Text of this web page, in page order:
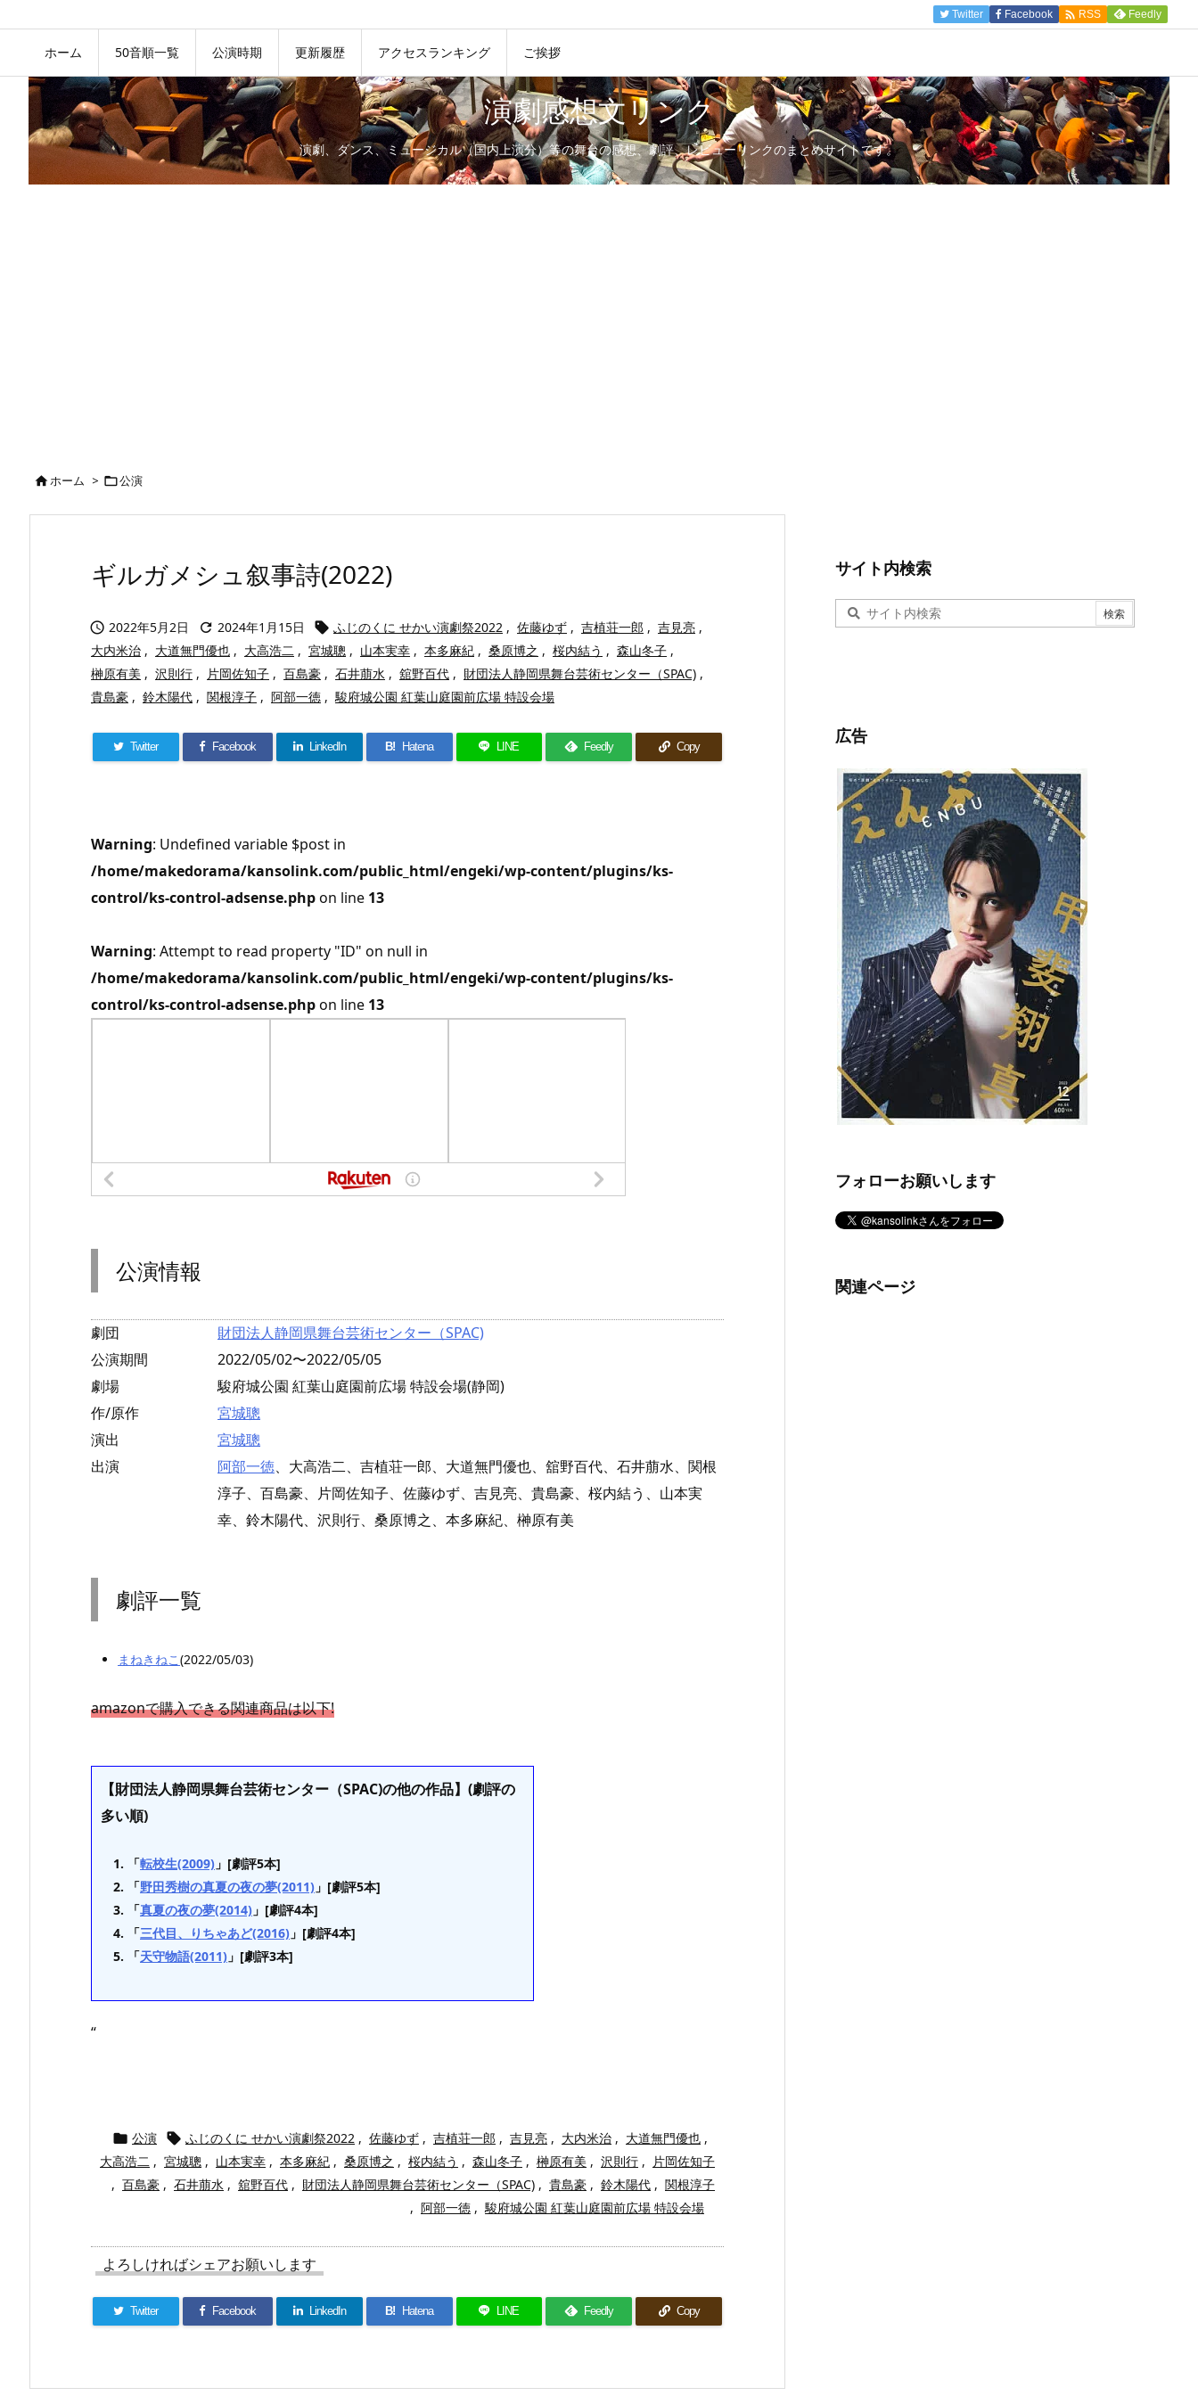
ホーム 50音順一覧 公演時期 更新履歴 アクセスランキング ご挨拶
Twitter Facebook  RSS Feedly
演劇感想文リンク
演劇、ダンス、ミュージカル（国内上演分）等の舞台の感想、劇評、レビューリンクのまとめサイトです。
ホーム > 公演
ギルガメシュ叙事詩(2022)
 2022年5月2日  2024年1月15日  ふじのくに せかい演劇祭2022 , 佐藤ゆず , 吉植荘一郎 , 吉見亮 ,
大内米治 , 大道無門優也 , 大高浩二 , 宮城聰 , 山本実幸 , 本多麻紀 , 桑原博之 , 桜内結う , 森山冬子 ,
榊原有美 , 沢則行 , 片岡佐知子 , 百島豪 , 石井萠水 , 舘野百代 , 財団法人静岡県舞台芸術センター（SPAC) ,
貴島豪 , 鈴木陽代 , 関根淳子 , 阿部一徳 , 駿府城公園 紅葉山庭園前広場 特設会場
Twitter Facebook LinkedIn B! Hatena LINE Feedly Copy
Warning: Undefined variable $post in
/home/makedorama/kansolink.com/public_html/engeki/wp-content/plugins/ks-
control/ks-control-adsense.phpon line 13
Warning: Attempt to read property "ID" on null in
/home/makedorama/kansolink.com/public_html/engeki/wp-content/plugins/ks-
control/ks-control-adsense.phpon line 13
公演情報
劇団
財団法人静岡県舞台芸術センター（SPAC)
公演期間
2022/05/02〜2022/05/05
劇場
駿府城公園 紅葉山庭園前広場 特設会場(静岡)
作/原作
宮城聰
演出
宮城聰
出演
阿部一徳、大高浩二、吉植荘一郎、大道無門優也、舘野百代、石井萠水、関根
淳子、百島豪、片岡佐知子、佐藤ゆず、吉見亮、貴島豪、桜内結う、山本実
幸、鈴木陽代、沢則行、桑原博之、本多麻紀、榊原有美
劇評一覧
まねきねこ(2022/05/03)
amazonで購入できる関連商品は以下!
【財団法人静岡県舞台芸術センター（SPAC)の他の作品】(劇評の
多い順)
「転校生(2009) 」[劇評5本]
「野田秀樹の真夏の夜の夢(2011) 」[劇評5本]
「真夏の夜の夢(2014) 」[劇評4本]
「三代目、りちゃあど(2016) 」[劇評4本]
「天守物語(2011) 」[劇評3本]
“
 公演  ふじのくに せかい演劇祭2022 , 佐藤ゆず , 吉植荘一郎 , 吉見亮 , 大内米治 , 大道無門優也 ,
大高浩二 , 宮城聰 , 山本実幸 , 本多麻紀 , 桑原博之 , 桜内結う , 森山冬子 , 榊原有美 , 沢則行 , 片岡佐知子
, 百島豪 , 石井萠水 , 舘野百代 , 財団法人静岡県舞台芸術センター（SPAC) , 貴島豪 , 鈴木陽代 , 関根淳子
, 阿部一徳 , 駿府城公園 紅葉山庭園前広場 特設会場
よろしければシェアお願いします
Twitter Facebook LinkedIn B! Hatena LINE Feedly Copy
サイト内検索
広告
フォローお願いします
関連ページ